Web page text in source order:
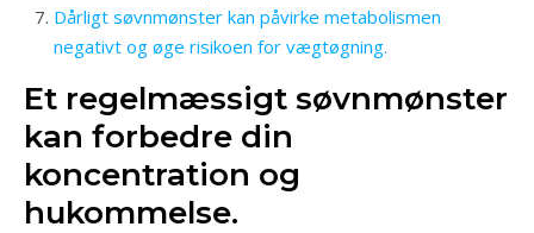
Dårligt søvnmønster kan påvirke metabolismen
negativt og øge risikoen for vægtøgning.
Et regelmæssigt søvnmønster
kan forbedre din
koncentration og
hukommelse.